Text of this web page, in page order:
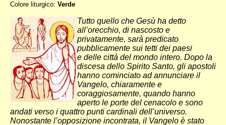
Colore liturgico: Verde
Tutto quello che Gesù ha detto
all’orecchio, di nascosto e
privatamente, sarà predicato
pubblicamente sui tetti dei paesi
e delle città del mondo intero. Dopo la
discesa dello Spirito Santo, gli apostoli
hanno cominciato ad annunciare il
Vangelo, chiaramente e
coraggiosamente, quando hanno
aperto le porte del cenacolo e sono
andati verso i quattro punti cardinali dell’universo.
Nonostante l’opposizione incontrata, il Vangelo è stato